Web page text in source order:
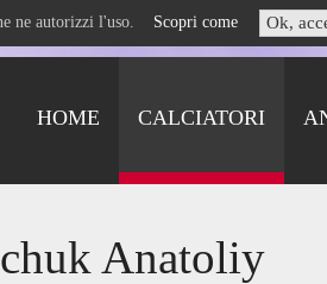
ne autorizzi l'uso. Scopri come Ok,
HOME CALCIATORI
Anatoliy